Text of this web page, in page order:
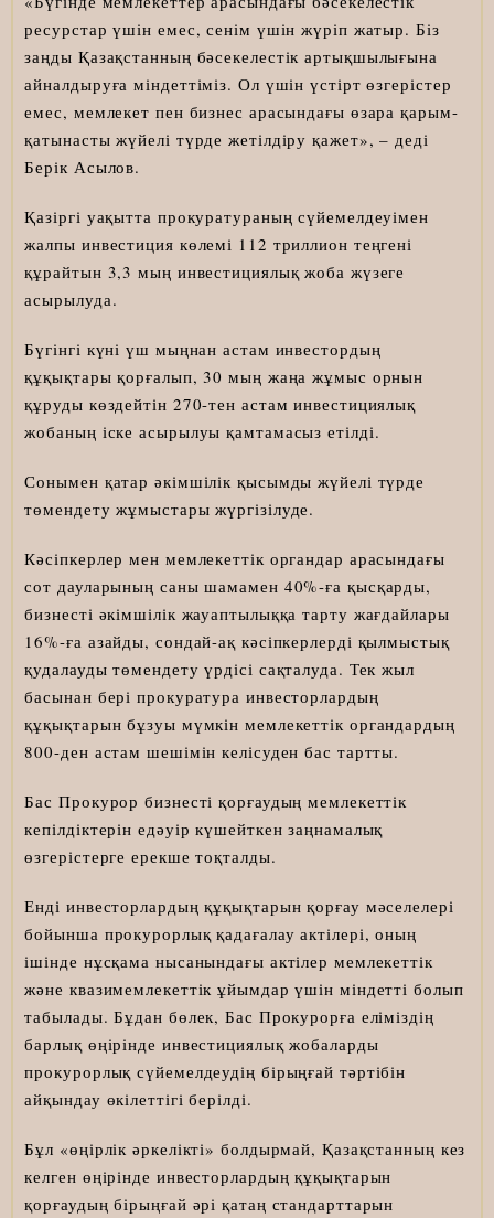
ресурстар үшін емес, сенім үшін жүріп жатыр. Біз
заңды Қазақстанның бәсекелестік артықшылығына
айналдыруға міндеттіміз. Ол үшін үстірт өзгерістер
емес, мемлекет пен бизнес арасындағы өзара қарым-
қатынасты жүйелі түрде жетілдіру қажет», – деді
Берік Асылов.
Қазіргі уақытта прокуратураның сүйемелдеуімен
жалпы инвестиция көлемі 112 триллион теңгені
құрайтын 3,3 мың инвестициялық жоба жүзеге
асырылуда.
Бүгінгі күні үш мыңнан астам инвестордың
құқықтары қорғалып, 30 мың жаңа жұмыс орнын
құруды көздейтін 270-тен астам инвестициялық
жобаның іске асырылуы қамтамасыз етілді.
Сонымен қатар әкімшілік қысымды жүйелі түрде
төмендету жұмыстары жүргізілуде.
Кәсіпкерлер мен мемлекеттік органдар арасындағы
сот дауларының саны шамамен 40%-ға қысқарды,
бизнесті әкімшілік жауаптылыққа тарту жағдайлары
16%-ға азайды, сондай-ақ кәсіпкерлерді қылмыстық
қудалауды төмендету үрдісі сақталуда. Тек жыл
басынан бері прокуратура инвесторлардың
құқықтарын бұзуы мүмкін мемлекеттік органдардың
800-ден астам шешімін келісуден бас тартты.
Бас Прокурор бизнесті қорғаудың мемлекеттік
кепілдіктерін едәуір күшейткен заңнамалық
өзгерістерге ерекше тоқталды.
Енді инвесторлардың құқықтарын қорғау мәселелері
бойынша прокурорлық қадағалау актілері, оның
ішінде нұсқама нысанындағы актілер мемлекеттік
және квазимемлекеттік ұйымдар үшін міндетті болып
табылады. Бұдан бөлек, Бас Прокурорға еліміздің
барлық өңірінде инвестициялық жобаларды
прокурорлық сүйемелдеудің бірыңғай тәртібін
айқындау өкілеттігі берілді.
Бұл «өңірлік әркелікті» болдырмай, Қазақстанның кез
келген өңірінде инвесторлардың құқықтарын
қорғаудың бірыңғай әрі қатаң стандарттарын